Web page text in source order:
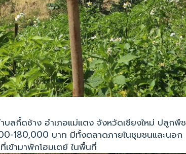
ลกึ้ดช้าง อำเภอแม่แตง จังหวัดเชียงใหม่ ปลูกพืช
180,000 บาท มีทั้งตลาดภายในชุมชนและนอก
เข้ามาพักโฮมเตย์ ในพื้นที่